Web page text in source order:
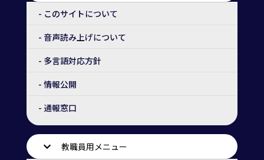
- このサイトについて
- 音声読み上げについて
- 多言語対応方針
- 情報公開
- 通報窓口
教職員用メニュー